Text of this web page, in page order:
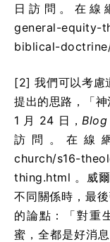
日訪問。在線
general-equity-
biblical-
[2] 我們可以考慮
提出的思路，「
1 月 24 日，
訪問。在線網
church/s16-
thing.html 。威
不同關係時，最
的論點：「對重
蜜，全都是好消